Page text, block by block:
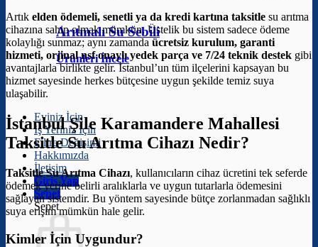
Arıtmalı Su Sebili
Ürünleri İncele
Eviniz İçin
İş Yeriniz İçin
Filtre Değişimi
Hakkımızda
İletişim
Giriş Yap
Sepet
Sepet
Artık elden ödemeli, senetli ya da kredi kartına taksitle su arıtma
cihazına sahip olmak mümkün. Üstelik bu sistem sadece ödeme
kolaylığı sunmaz; aynı zamanda ücretsiz kurulum, garanti
hizmeti, orjinal nsf onaylı yedek parça ve 7/24 teknik destek gibi
avantajlarla birlikte gelir. İstanbul’un tüm ilçelerini kapsayan bu
hizmet sayesinde herkes bütçesine uygun şekilde temiz suya
ulaşabilir.
İstanbul Şile Karamandere Mahallesi
Taksitle Su Arıtma Cihazı Nedir?
Taksitle Su Arıtma Cihazı, kullanıcıların cihaz ücretini tek seferde
ödemek yerine belirli aralıklarla ve uygun tutarlarla ödemesini
sağlayan sistemdir. Bu yöntem sayesinde bütçe zorlanmadan sağlıklı
suya erişim mümkün hale gelir.
Kimler İçin Uygundur?